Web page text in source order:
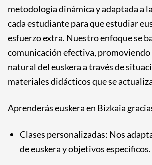
metodología dinámica y adaptada a
cada estudiante para que estudiar
esfuerzo extra. Nuestro enfoque se
comunicación efectiva,
natural del euskera a través de
materiales didácticos que se
Aprenderás euskera en Bizkaia
Clases personalizadas: Nos
de euskera y objetivos específicos.